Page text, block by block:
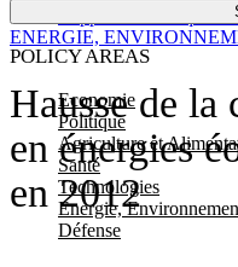
POLICY AREAS
Economie
Politique
Agriculture et
Santé
Technologies
Energie,
Défense
Hausse de la
en énergies
en 2012
ENERGIE,